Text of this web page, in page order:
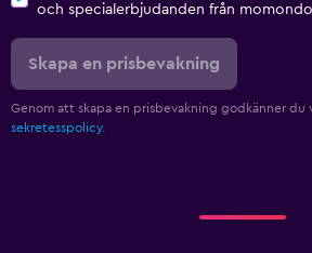
och specialerbjudanden från
Skapa en prisbevakning
Genom att skapa en prisbevakning godkänner du
sekretesspolicy.